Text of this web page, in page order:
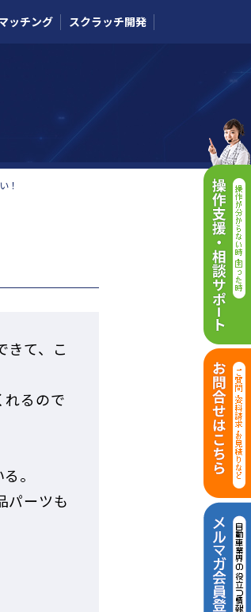
ッチング スクラッチ開発
！
きて、こ
れるので
。
パーツも